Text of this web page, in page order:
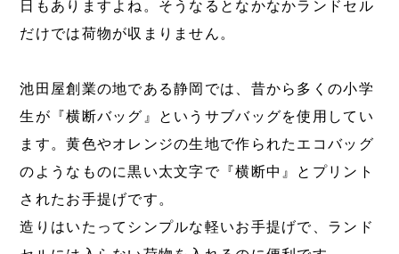
日もありますよね。そうなるとなかなかランドセル
だけでは荷物が収まりません。
池田屋創業の地である静岡では、昔から多くの小学
生が『横断バッグ』というサブバッグを使用してい
ます。黄色やオレンジの生地で作られたエコバッグ
のようなものに黒い太文字で『横断中』とプリント
されたお手提げです。
造りはいたってシンプルな軽いお手提げで、ランド